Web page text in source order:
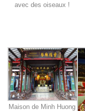
avec des oiseaux !
Maison de Minh Huong